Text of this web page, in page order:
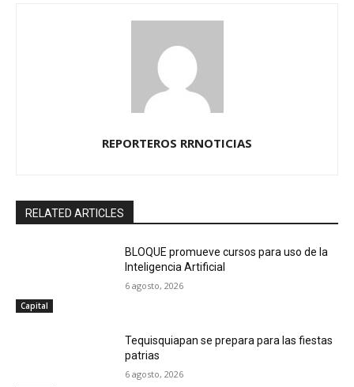
REPORTEROS RRNOTICIAS
RELATED ARTICLES
Capital
BLOQUE promueve cursos para uso de la
Inteligencia Artificial
6 agosto, 2026
Tequisquiapan se prepara para las fiestas
patrias
6 agosto, 2026